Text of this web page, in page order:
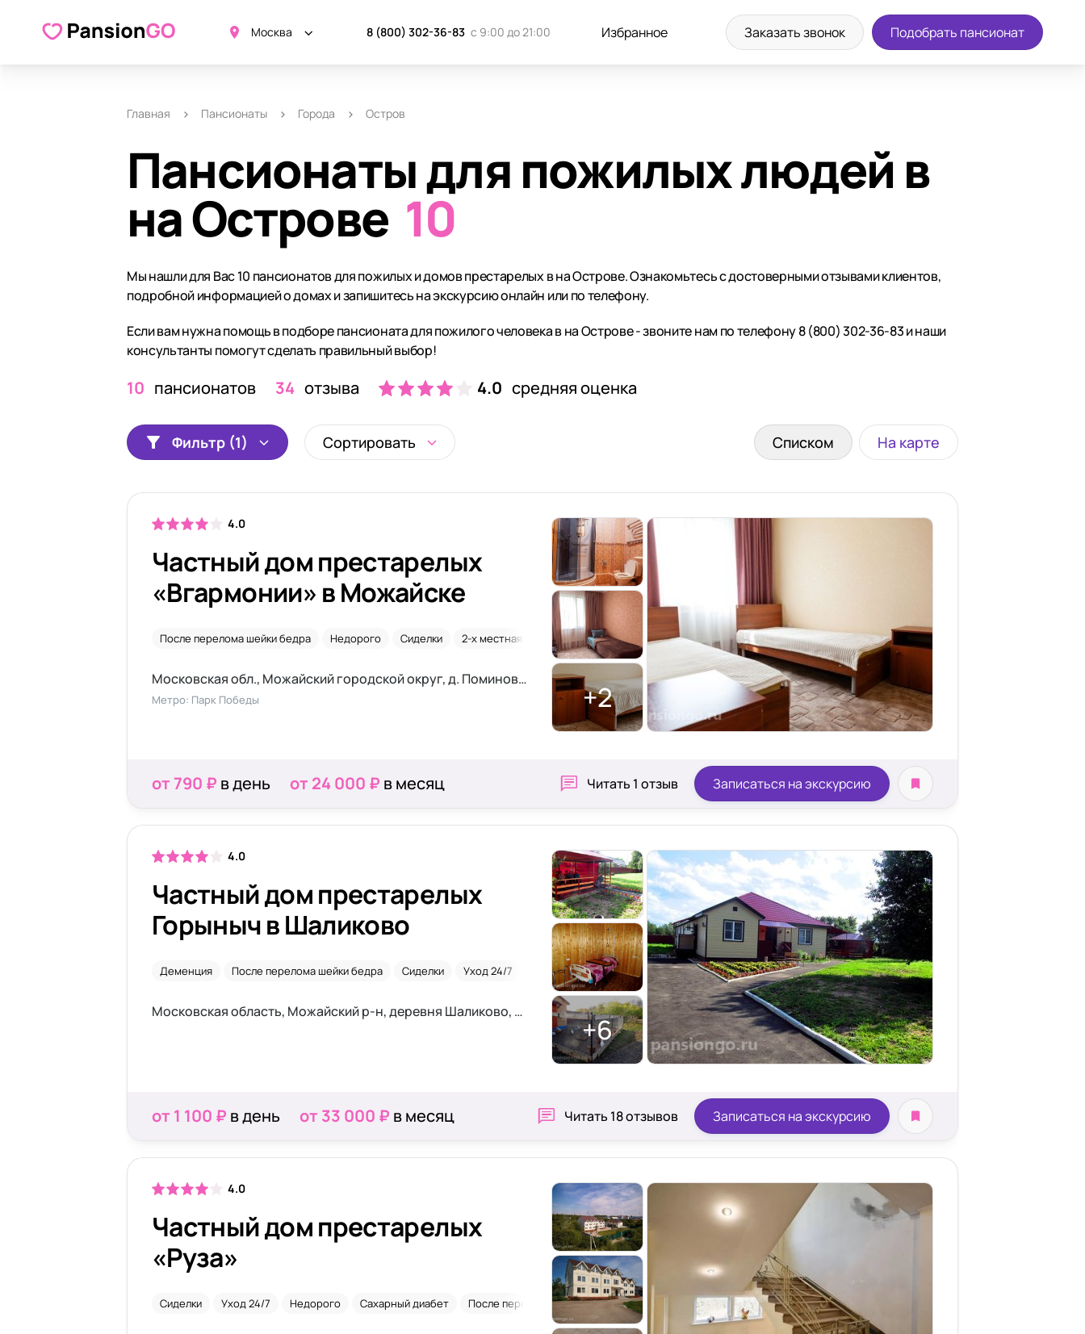
Москва 8 (800) 302-36-83 с 9:00 до 21:00 Избранное Заказать звонок Подобрать пансионат
Главная Пансионаты Города Остров
Пансионаты для пожилых людей в
на Острове 10
Мы нашли для Вас 10 пансионатов для пожилых и домов престарелых в на Острове. Ознакомьтесь с достоверными отзывами клиентов,
подробной информацией о домах и запишитесь на экскурсию онлайн или по телефону.
Если вам нужна помощь в подборе пансионата для пожилого человека в на Острове - звоните нам по телефону 8 (800) 302-36-83 и наши
консультанты помогут сделать правильный выбор!
10 пансионатов 34 отзыва 4.0 средняя оценка
Фильтр (1) Сортировать Списком На карте
4.0
Частный дом престарелых
«Вгармонии» в Можайске
После перелома шейки бедра Недорого Сиделки 2-х местная комната Сахарный диабет
Московская обл., Можайский городской округ, д. Поминово, д. 6
Метро: Парк Победы +2
от 790 ₽ в день от 24 000 ₽ в месяц Читать 1 отзыв Записаться на экскурсию
4.0
Частный дом престарелых
Горыныч в Шаликово
Деменция После перелома шейки бедра Сиделки Уход 24/7 Недорого
Московская область, Можайский р-н, деревня Шаликово, ул. Партизанская, д. 5.
+6
от 1 100 ₽ в день от 33 000 ₽ в месяц Читать 18 отзывов Записаться на экскурсию
4.0
Частный дом престарелых
«Руза»
Сиделки Уход 24/7 Недорого Сахарный диабет После перелома шейки бедра